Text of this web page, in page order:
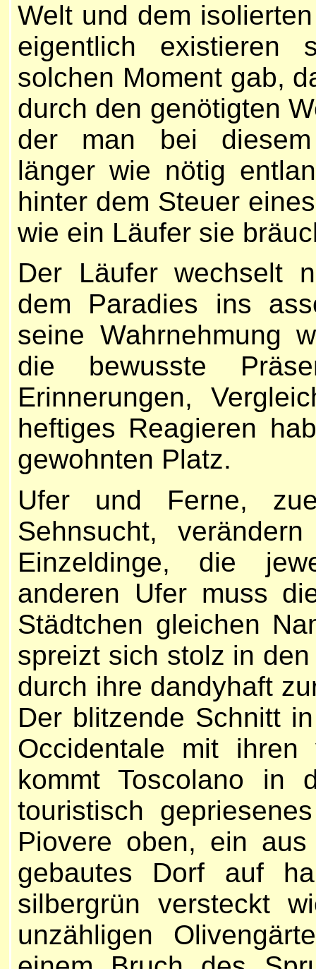
Welt und dem
eigentlich
solchen Moment gab,
durch den genötigten
der man bei diesem
länger wie nötig
hinter dem Steuer
wie ein Läufer sie
Der Läufer wechselt
dem Paradies ins
seine Wahrnehmung
die bewusste
Erinnerungen,
heftiges Reagieren
gewohnten Platz.
Ufer und Ferne,
Sehnsucht,
Einzeldinge, die
anderen Ufer muss
Städtchen gleichen
spreizt sich stolz in
durch ihre dandyhaft
Der blitzende Schnitt
Occidentale mit
kommt Toscolano in
touristisch
Piovere oben, ein
gebautes Dorf auf
silbergrün versteckt
unzähligen